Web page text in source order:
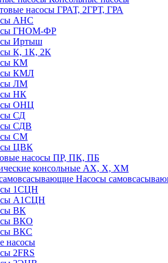
насосы ГРАТ, 2ГРТ, ГРА
АНС
ГНОМ-ФР
Иртыш
К, 1К, 2К
КМ
КМЛ
ЛМ
НК
ОНЦ
СД
СДВ
СМ
ЦВК
насосы ПР, ПК, ПБ
консольные АХ, Х, ХМ
Насосы
1СЦН
А1СЦН
ВК
ВКО
ВКС
насосы
2FRS